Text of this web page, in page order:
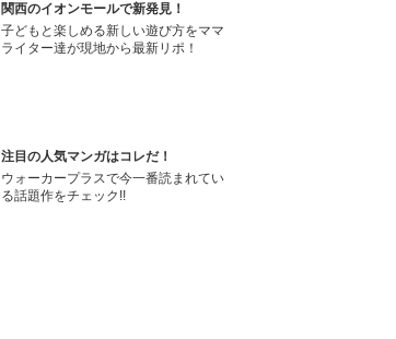
関西のイオンモールで新発見！
子どもと楽しめる新しい遊び方をママ
ライター達が現地から最新リポ！
注目の人気マンガはコレだ！
ウォーカープラスで今一番読まれてい
る話題作をチェック!!